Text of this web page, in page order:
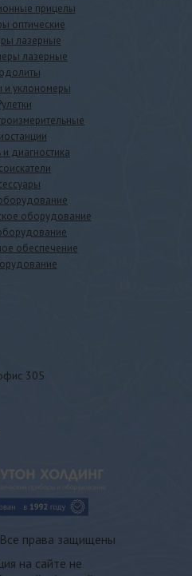
прицелы
оптические
лазерные
лазерные
и уклономеры
диагностика
оборудование
обеспечение
305
права защищены
на сайте не